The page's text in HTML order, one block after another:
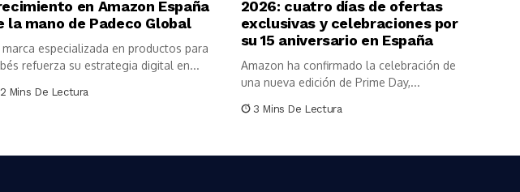
en Amazon España
la mano de Padeco Global
marca especializada en productos para
refuerza su estrategia digital en...
2 Mins De Lectura
2026: cuatro días de ofertas
exclusivas y celebraciones por
su 15 aniversario en España
Amazon ha confirmado la celebración de
una nueva edición de Prime Day,...
3 Mins De Lectura